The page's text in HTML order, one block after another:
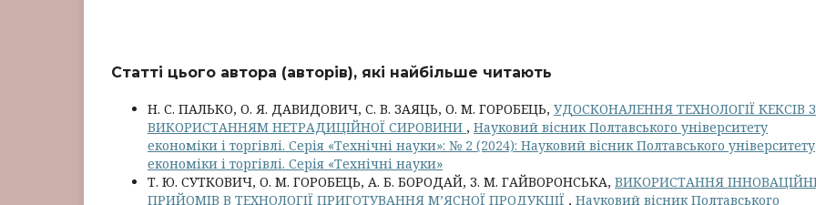
Статті цього автора (авторів), які найбільше читають
Н. С. ПАЛЬКО, О. Я. ДАВИДОВИЧ, С. В. ЗАЯЦЬ, О. М. ГОРОБЕЦЬ, УДОСКОНАЛЕННЯ ТЕХНОЛОГІЇ КЕКСІВ З
ВИКОРИСТАННЯМ НЕТРАДИЦІЙНОЇ СИРОВИНИ , Науковий вісник Полтавського університету
економіки і торгівлі. Серія «Технічні науки»: № 2 (2024): Науковий вісник Полтавського університету
економіки і торгівлі. Серія «Технічні науки»
Т. Ю. СУТКОВИЧ, О. М. ГОРОБЕЦЬ, А. Б. БОРОДАЙ, З. М. ГАЙВОРОНСЬКА, ВИКОРИСТАННЯ
ПРИЙОМІВ В ТЕХНОЛОГІЇ ПРИГОТУВАННЯ М’ЯСНОЇ ПРОДУКЦІЇ , Науковий вісник Полтавського